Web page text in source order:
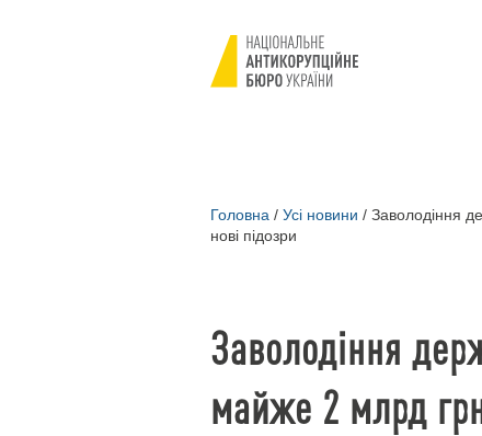
Головна / Усі новини / Заволодіння
нові підозри
Заволодіння
майже 2 млрд